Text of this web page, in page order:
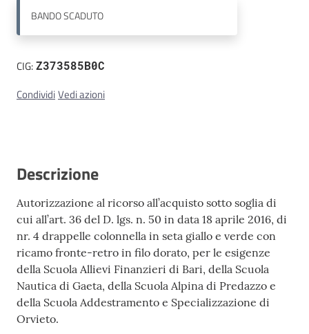
BANDOSCADUTO
CIG:Z373585B0C
CondividiVedi azioni
Descrizione
Autorizzazione al ricorso all’acquisto sotto soglia di
cui all’art. 36 del D. lgs. n. 50 in data 18 aprile 2016, di
nr. 4 drappelle colonnella in seta giallo e verde con
ricamo fronte-retro in filo dorato, per le esigenze
della Scuola Allievi Finanzieri di Bari, della Scuola
Nautica di Gaeta, della Scuola Alpina di Predazzo e
della Scuola Addestramento e Specializzazione di
Orvieto.